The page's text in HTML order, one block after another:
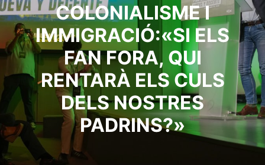
COLONIALISME I
IMMIGRACIÓ:«SI ELS
FAN FORA, QUI
RENTARÀ ELS CULS
DELS NOSTRES
PADRINS?»